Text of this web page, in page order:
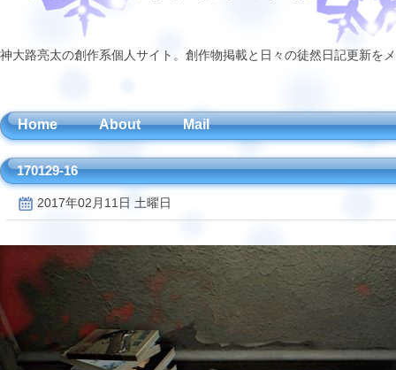
神大路亮太の創作系個人サイト。創作物掲載と日々の徒然日記更新
Home About Mail
170129-16
2017年02月11日 土曜日